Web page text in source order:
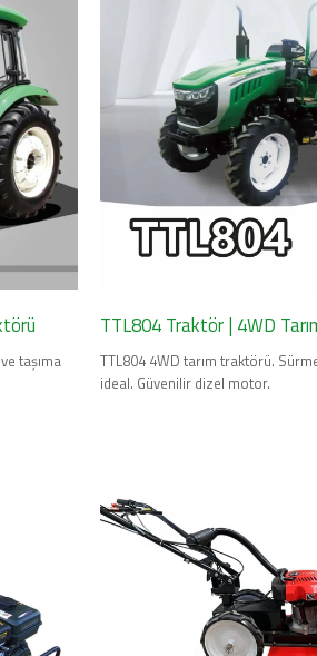
taşıma
TTL804 Traktör | 4WD
TTL804 4WD tarım traktörü.
ideal. Güvenilir dizel motor.